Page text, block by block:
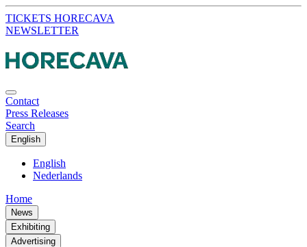
TICKETS HORECAVA
NEWSLETTER
Contact
Press Releases
Search
English
English
Nederlands
Home
News
Exhibiting
Advertising